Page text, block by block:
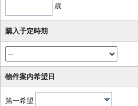
歳
購入予定時期
物件案内希望日
第一希望